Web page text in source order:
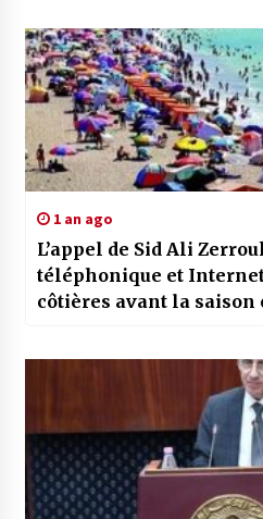
d’Algex
1 an ago
L’appel de Sid Ali
téléphonique et
côtières avant la saison